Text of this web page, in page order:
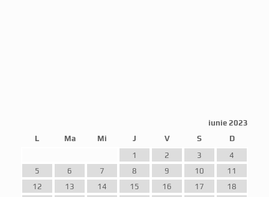
iunie 2023
L
Ma Mi J V S
D
1
2 3
4
5
6 7 8 9 10
11
12
13 14 15 16 17
18